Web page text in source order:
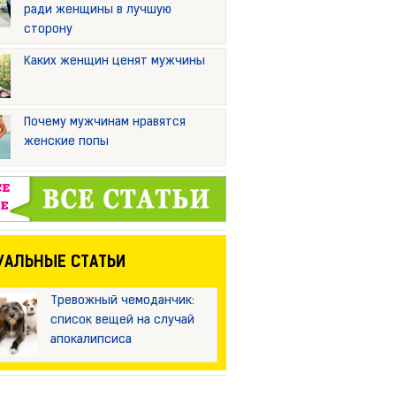
ради женщины в лучшую
сторону
Каких женщин ценят мужчины
Почему мужчинам нравятся
женские попы
СТАТЬИ
Тревожный чемоданчик:
список вещей на случай
апокалипсиса